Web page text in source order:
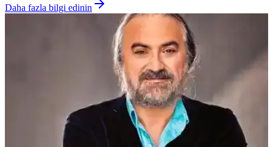
Daha fazla bilgi edinin